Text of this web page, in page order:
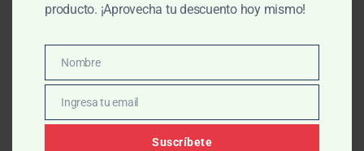
Productos relacionados
producto. ¡Aprovecha tu descuento hoy mismo!
Nombre
Nombre
Email
Ingresa tu email
Suscríbete